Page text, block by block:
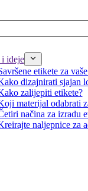
i ideje
etikete za
dizajnirati sjajan
zalijepiti etikete?
materijal odabrati
načina za izradu
naljepnice za